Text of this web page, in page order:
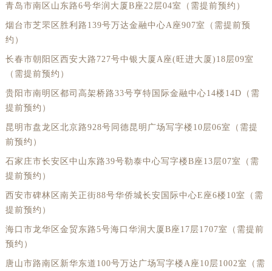
青岛市南区山东路6号华润大厦B座22层04室（需提前预约）
烟台市芝罘区胜利路139号万达金融中心A座907室（需提前预
约）
长春市朝阳区西安大路727号中银大厦A座(旺进大厦)18层09室
（需提前预约）
贵阳市南明区都司高架桥路33号亨特国际金融中心14楼14D（需
提前预约）
昆明市盘龙区北京路928号同德昆明广场写字楼10层06室（需提
前预约）
石家庄市长安区中山东路39号勒泰中心写字楼B座13层07室（需
提前预约）
西安市碑林区南关正街88号华侨城长安国际中心E座6楼10室（需
提前预约）
海口市龙华区金贸东路5号海口华润大厦B座17层1707室（需提前
预约）
唐山市路南区新华东道100号万达广场写字楼A座10层1002室（需